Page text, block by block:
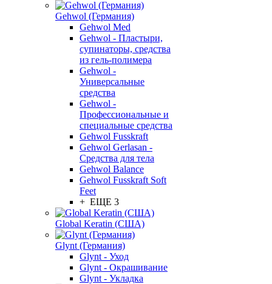
Gehwol (Германия)
Gehwol Med
Gehwol - Пластыри,
супинаторы, средства
из гель-полимера
Gehwol -
Универсальные
средства
Gehwol -
Профессиональные и
специальные средства
Gehwol Fusskraft
Gehwol Gerlasan -
Средства для тела
Gehwol Balance
Gehwol Fusskraft Soft
Feet
+ ЕЩЕ 3
Global Keratin (США)
Glynt (Германия)
Glynt - Уход
Glynt - Окрашивание
Glynt - Укладка